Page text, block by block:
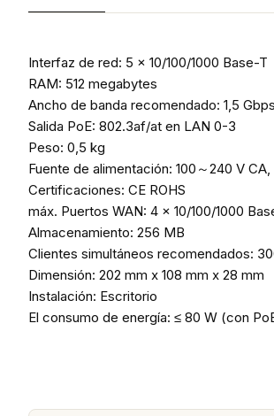
Interfaz de red: 5 x 10/100/1000 Base-T
RAM: 512 megabytes
Ancho de banda recomendado: 1,5 Gbps
Salida PoE: 802.3af/at en LAN 0-3
Peso: 0,5 kg
Fuente de alimentación: 100～240 V
Certificaciones: CE ROHS
máx. Puertos WAN: 4 x 10/100/1000
Almacenamiento: 256 MB
Clientes simultáneos recomendados:
Dimensión: 202 mm x 108 mm x 28 mm
Instalación: Escritorio
El consumo de energía: ≤ 80 W (con